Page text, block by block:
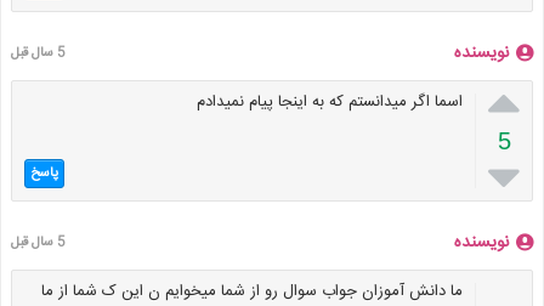
نویسنده 5 سال قبل

5

اسما اگر میدانستم که به اینجا پیام نمیدادم
پاسخ
نویسنده 5 سال قبل
ما دانش آموزان جواب سوال رو از شما میخوایم ن این ک شما از ما